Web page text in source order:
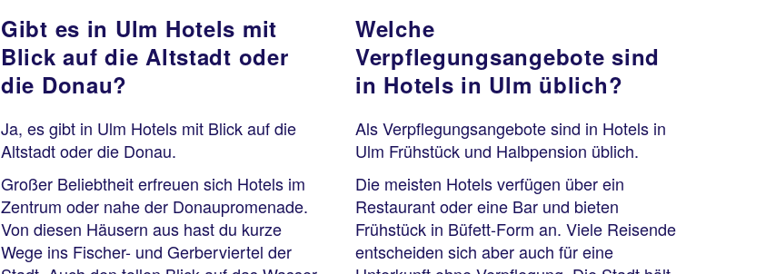
Gibt es in Ulm Hotels mit
Blick auf die Altstadt oder
die Donau?
Ja, es gibt in Ulm Hotels mit Blick auf die
Altstadt oder die Donau.
Großer Beliebtheit erfreuen sich Hotels im
Zentrum oder nahe der Donaupromenade.
Von diesen Häusern aus hast du kurze
Wege ins Fischer- und Gerberviertel der
Welche
Verpflegungsangebote sind
in Hotels in Ulm üblich?
Als Verpflegungsangebote sind in Hotels in
Ulm Frühstück und Halbpension üblich.
Die meisten Hotels verfügen über ein
Restaurant oder eine Bar und bieten
Frühstück in Büfett-Form an. Viele Reisende
entscheiden sich aber auch für eine